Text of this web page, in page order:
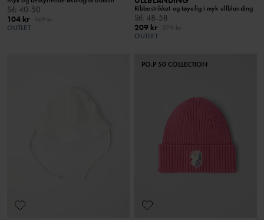
Stl: 40-50
104 kr
OUTLET
Ribbestrikket og tøyelig i myk ullblanding
Stl: 48-58
209 kr
OUTLET
PO.P 50 COLLECTION